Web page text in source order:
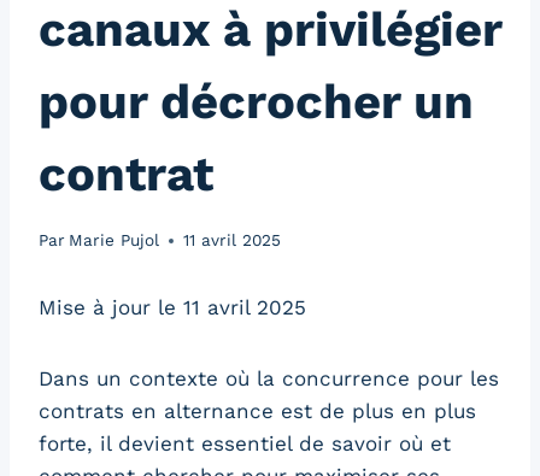
canaux à privilégier
pour décrocher un
contrat
Par Marie Pujol 11 avril 2025
Mise à jour le 11 avril 2025
Dans un contexte où la concurrence pour les
contrats en alternance est de plus en plus
forte, il devient essentiel de savoir où et